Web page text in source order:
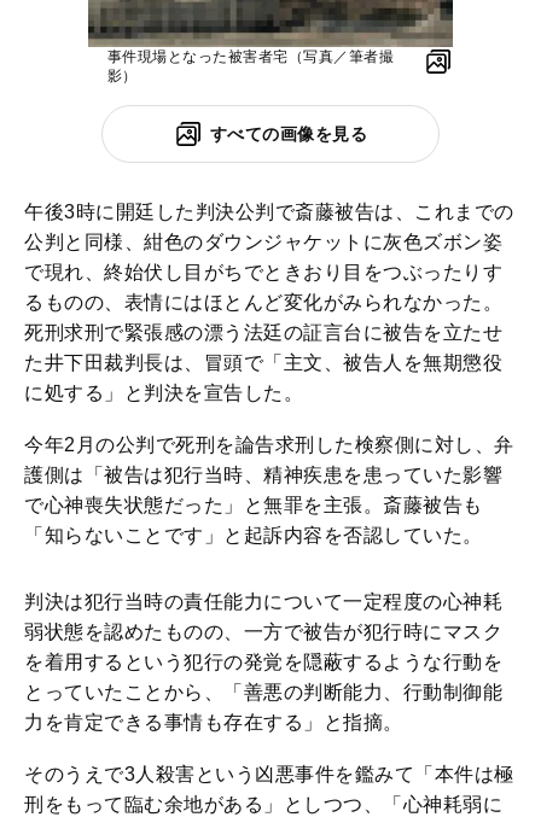
事件現場となった被害者宅（写真／筆者撮
影）
すべての画像を見る
午後3時に開廷した判決公判で斎藤被告は、これまでの
公判と同様、紺色のダウンジャケットに灰色ズボン姿
で現れ、終始伏し目がちでときおり目をつぶったりす
るものの、表情にはほとんど変化がみられなかった。
死刑求刑で緊張感の漂う法廷の証言台に被告を立たせ
た井下田裁判長は、冒頭で「主文、被告人を無期懲役
に処する」と判決を宣告した。
今年2月の公判で死刑を論告求刑した検察側に対し、弁
護側は「被告は犯行当時、精神疾患を患っていた影響
で心神喪失状態だった」と無罪を主張。斎藤被告も
「知らないことです」と起訴内容を否認していた。
判決は犯行当時の責任能力について一定程度の心神耗
弱状態を認めたものの、一方で被告が犯行時にマスク
を着用するという犯行の発覚を隠蔽するような行動を
とっていたことから、「善悪の判断能力、行動制御能
力を肯定できる事情も存在する」と指摘。
そのうえで3人殺害という凶悪事件を鑑みて「本件は極
刑をもって臨む余地がある」としつつ、「心神耗弱に